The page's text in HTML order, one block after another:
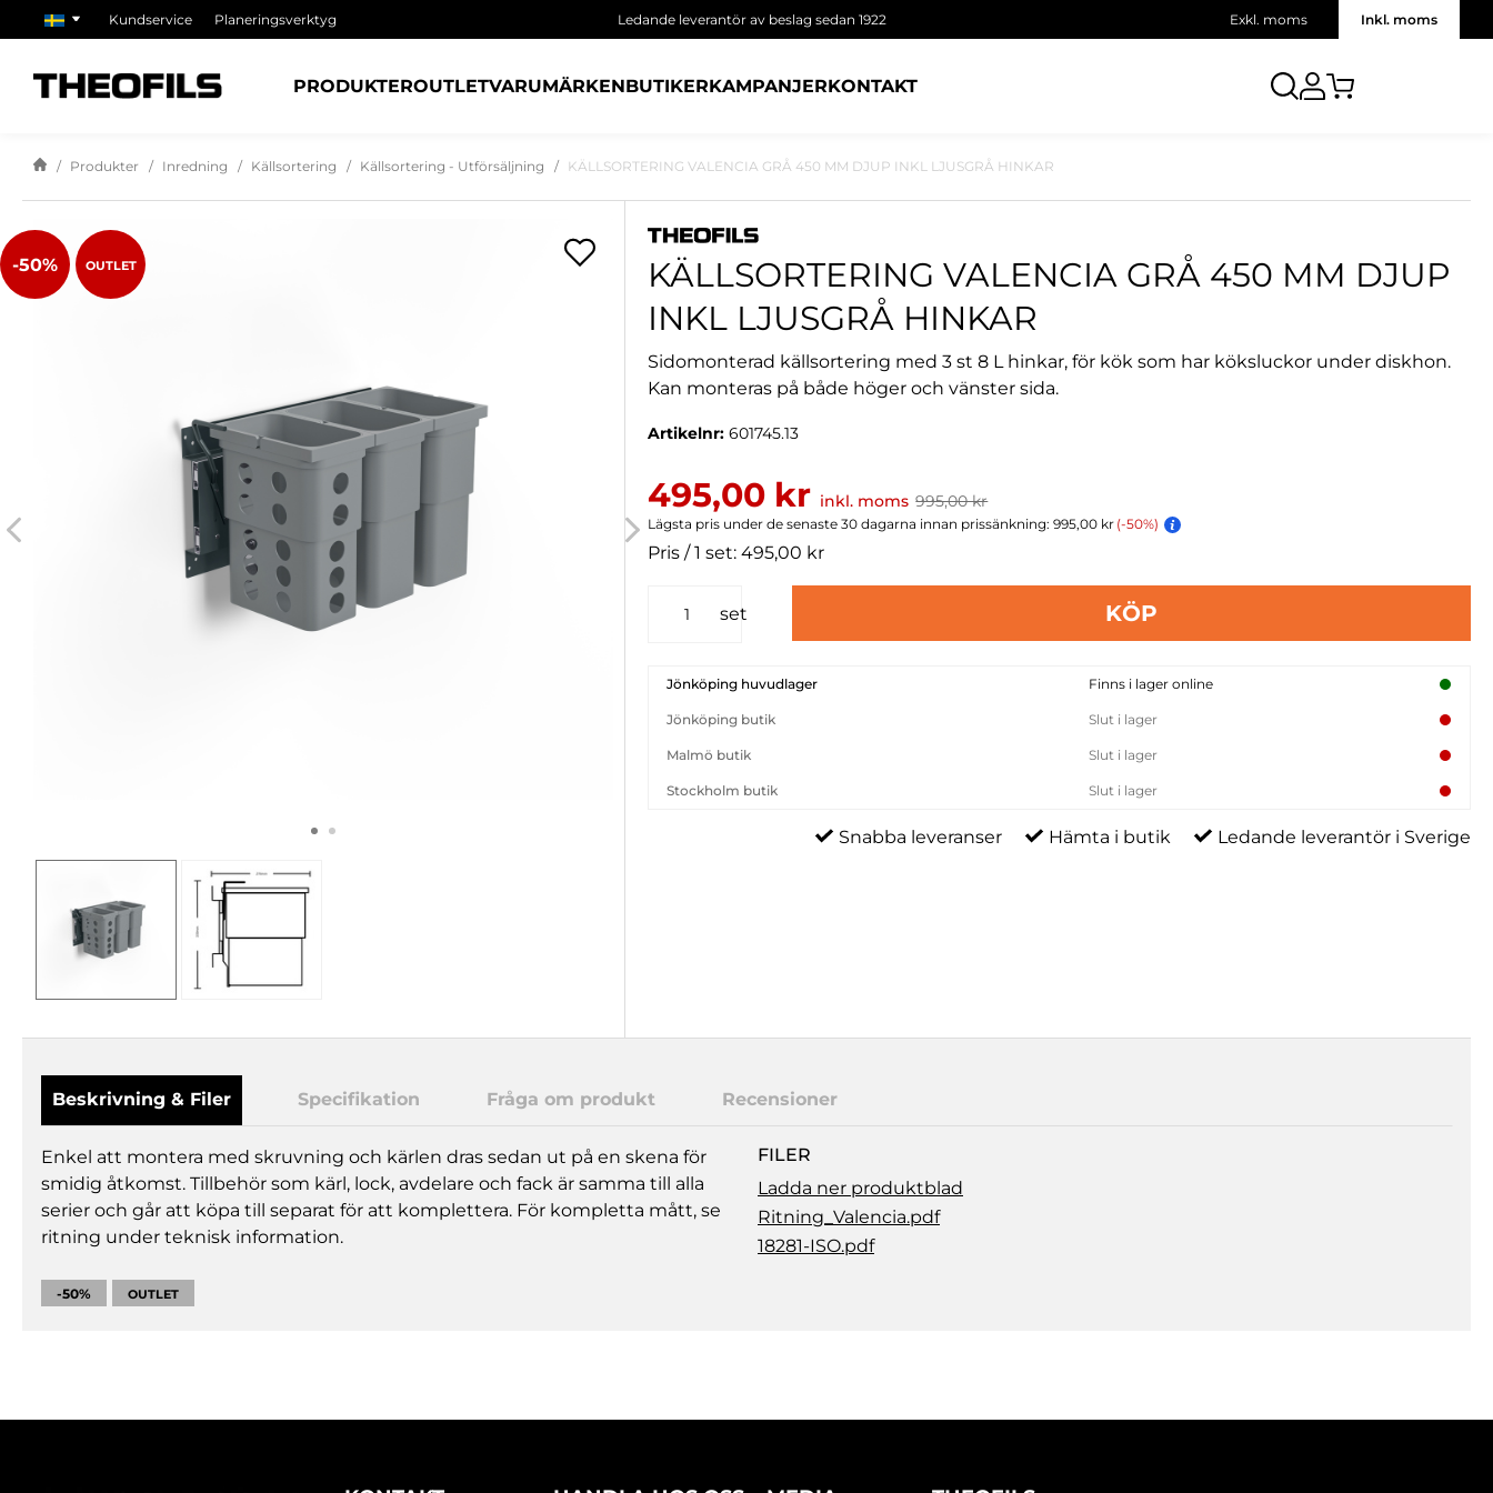
Kundservice Planeringsverktyg Ledande leverantör av beslag sedan 1922 Exkl. moms Inkl. moms
PRODUKTEROUTLETVARUMÄRKENBUTIKERKAMPANJERKONTAKT
Produkter Inredning Källsortering Källsortering - Utförsäljning KÄLLSORTERING VALENCIA GRÅ 450 MM DJUP INKL LJUSGRÅ HINKAR
-50% OUTLET
KÄLLSORTERING VALENCIA GRÅ 450 MM DJUP
INKL LJUSGRÅ HINKAR
Sidomonterad källsortering med 3 st 8 L hinkar, för kök som har köksluckor under diskhon.
Kan monteras på både höger och vänster sida.
Artikelnr:601745.13
495,00 kr inkl. moms 995,00 kr
Lägsta pris under de senaste 30 dagarna innan prissänkning: 995,00 kr (-50%)
Pris / 1 set: 495,00 kr
set KÖP
Jönköping huvudlager Finns i lager online
Jönköping butik Slut i lager
Malmö butik Slut i lager
Stockholm butik Slut i lager
Snabba leveranser Hämta i butik Ledande leverantör i Sverige
Beskrivning & Filer Specifikation Fråga om produkt Recensioner
Enkel att montera med skruvning och kärlen dras sedan ut på en skena för
smidig åtkomst. Tillbehör som kärl, lock, avdelare och fack är samma till alla
serier och går att köpa till separat för att komplettera. För kompletta mått, se
ritning under teknisk information.
-50% OUTLET
FILER
Ladda ner produktblad
Ritning_Valencia.pdf
18281-ISO.pdf